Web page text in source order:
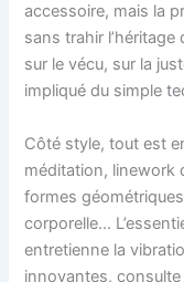
accessoire, mais la
sans trahir
sur le vécu, sur la
impliqué du simple
Côté style, tout est
méditation, linework
formes
corporelle…
entretienne la
innovantes,